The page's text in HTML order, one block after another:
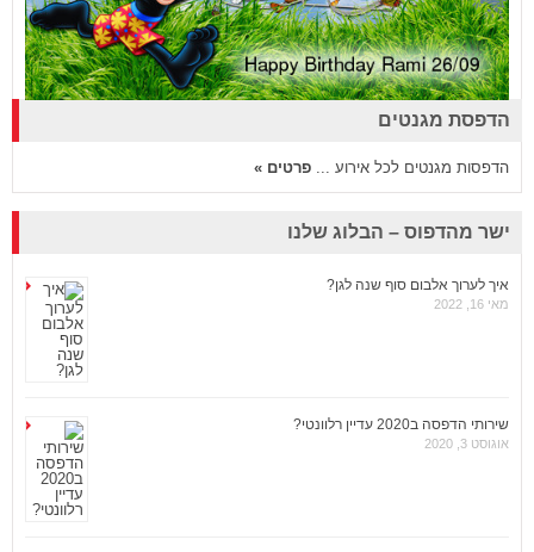
הדפסת מגנטים
הדפסות מגנטים לכל אירוע ... פרטים »
ישר מהדפוס – הבלוג שלנו
איך לערוך אלבום סוף שנה לגן?
מאי 16, 2022
שירותי הדפסה ב2020 עדיין רלוונטי?
אוגוסט 3, 2020